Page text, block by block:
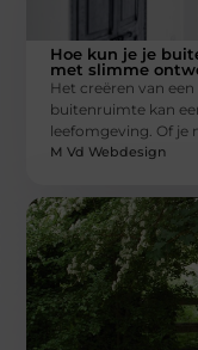
Hoe kun je je
met slimme
Het creëren van
buitenruimte kan
leefomgeving. Of je
M Vd Webdesign